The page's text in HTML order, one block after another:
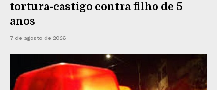
tortura-castigo contra filho de 5
anos
7 de agosto de 2026